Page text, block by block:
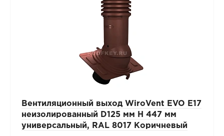
Вентиляционный выход WiroVent EVO E17
неизолированный D125 мм Н 447 мм
универсальный, RAL 8017 Коричневый